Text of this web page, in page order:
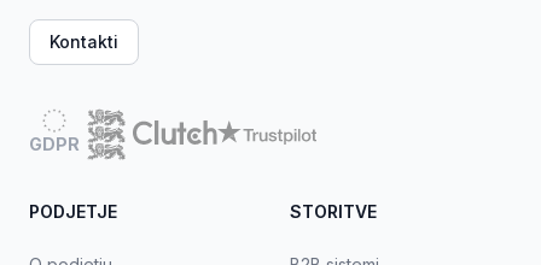
Kontakti
GDPR
PODJETJE STORITVE